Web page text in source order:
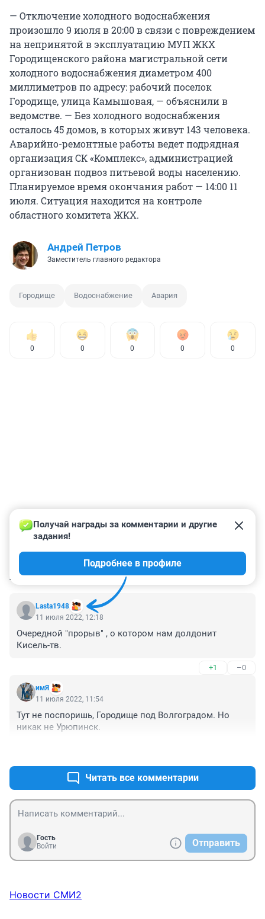
— Отключение холодного водоснабжения
произошло 9 июля в 20:00 в связи с повреждением
на непринятой в эксплуатацию МУП ЖКХ
Городищенского района магистральной сети
холодного водоснабжения диаметром 400
миллиметров по адресу: рабочий поселок
Городище, улица Камышовая, — объяснили в
ведомстве. — Без холодного водоснабжения
осталось 45 домов, в которых живут 143 человека.
Аварийно-ремонтные работы ведет подрядная
организация СК «Комплекс», администрацией
организован подвоз питьевой воды населению.
Планируемое время окончания работ — 14:00 11
июля. Ситуация находится на контроле
областного комитета ЖКХ.
Андрей Петров
Заместитель главного редактора
Городище Водоснабжение Авария
0 0 0 0 0
КОММЕНТАРИИ 4
Lasta1948
Получай награды за комментарии и другие
задания!
Подробнее в профиле
11 июля 2022, 12:18
Очередной "прорыв" , о котором нам долдонит
Кисель-тв.
+1 –0
имЯ
11 июля 2022, 11:54
Тут не поспоришь, Городище под Волгоградом. Но
никак не Урюпинск.
Читать все комментарии
Гость
Войти
Отправить
Новости СМИ2